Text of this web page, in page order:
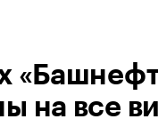
на все